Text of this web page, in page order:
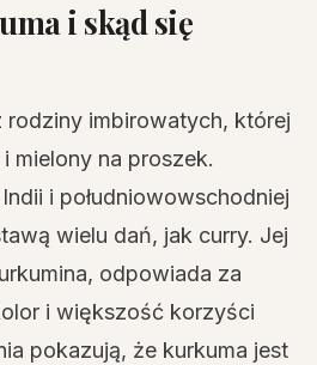
i skąd się
rodziny imbirowatych, której
mielony na proszek.
i południowowschodniej
wielu dań, jak curry. Jej
odpowiada za
i większość korzyści
pokazują, że kurkuma jest